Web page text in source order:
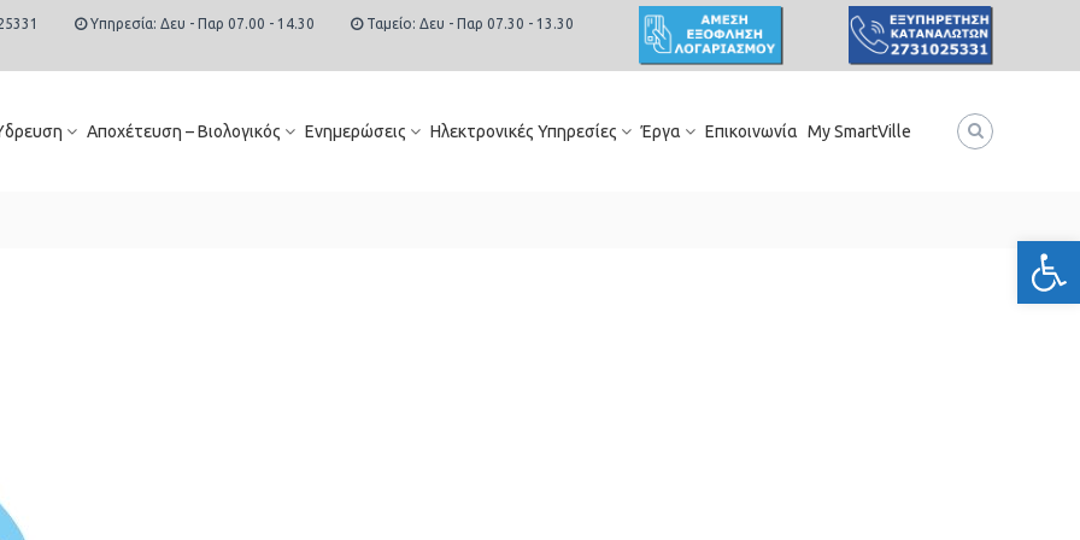
Υπηρεσία: Δευ - Παρ 07.00 - 14.30 Ταμείο: Δευ - Παρ 07.30 - 13.30
Αποχέτευση – Βιολογικός Ενημερώσεις Ηλεκτρονικές Υπηρεσίες Έργα Επικοινωνία My SmartVille